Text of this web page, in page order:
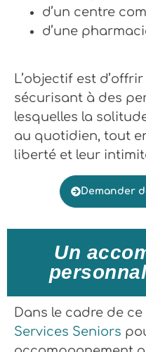
d’un centre
d’une
L’objectif est
sécurisant à des
lesquelles la
au quotidien, tout
liberté et leur
Demander
Un
Dans le cadre de
Services Seniors